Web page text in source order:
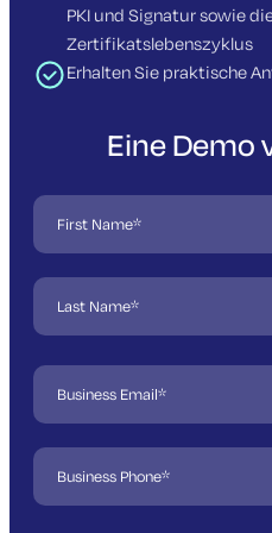
PKI und Signatur sowie
Zertifikatslebenszyklus
Erhalten Sie praktische
Eine Demo